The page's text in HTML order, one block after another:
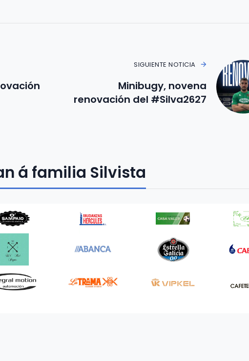
SIGUIENTE NOTICIA
Minibugy, novena
renovación del #Silva2627
á familia Silvista